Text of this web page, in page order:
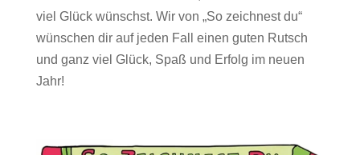
viel Glück wünschst. Wir von „So zeichnest du“
wünschen dir auf jeden Fall einen guten Rutsch
und ganz viel Glück, Spaß und Erfolg im neuen
Jahr!